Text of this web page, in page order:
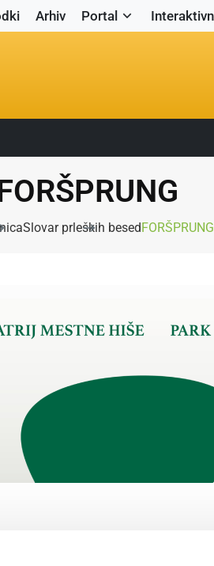
Arhiv Portal
Slovar prleških besedFORŠPRUNG